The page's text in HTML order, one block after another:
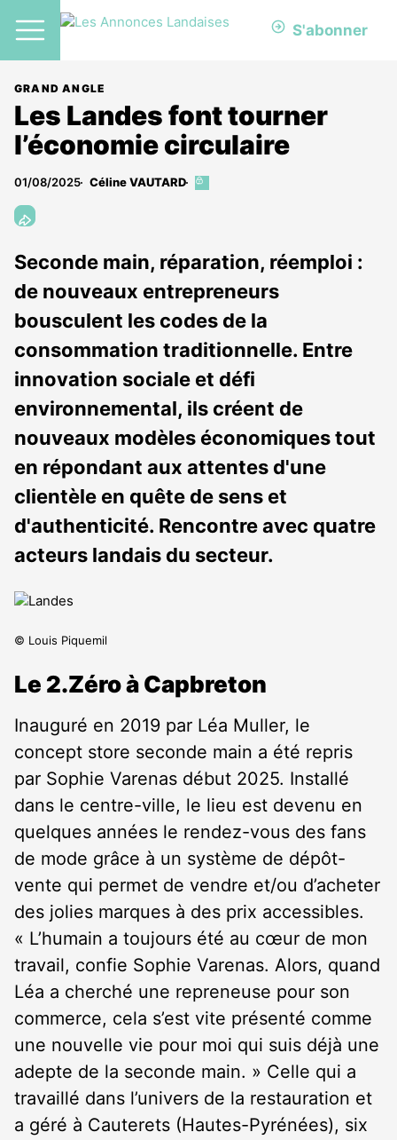
S'abonner
GRAND ANGLE
Les Landes font tourner
l’économie circulaire
01/08/2025 Céline VAUTARD
Cet
abonnés
Seconde main, réparation, réemploi :
de nouveaux entrepreneurs
bousculent les codes de la
consommation traditionnelle. Entre
innovation sociale et défi
environnemental, ils créent de
nouveaux modèles économiques tout
en répondant aux attentes d'une
clientèle en quête de sens et
d'authenticité. Rencontre avec quatre
acteurs landais du secteur.
© Louis Piquemil
Le 2.Zéro à Capbreton
Inauguré en 2019 par Léa Muller, le
concept store seconde main a été repris
par Sophie Varenas début 2025. Installé
dans le centre-ville, le lieu est devenu en
quelques années le rendez-vous des fans
de mode grâce à un système de dépôt-
vente qui permet de vendre et/ou d’acheter
des jolies marques à des prix accessibles.
« L’humain a toujours été au cœur de mon
travail, confie Sophie Varenas. Alors, quand
Léa a cherché une repreneuse pour son
commerce, cela s’est vite présenté comme
une nouvelle vie pour moi qui suis déjà une
adepte de la seconde main. » Celle qui a
travaillé dans l’univers de la restauration et
a géré à Cauterets (Hautes-Pyrénées), six